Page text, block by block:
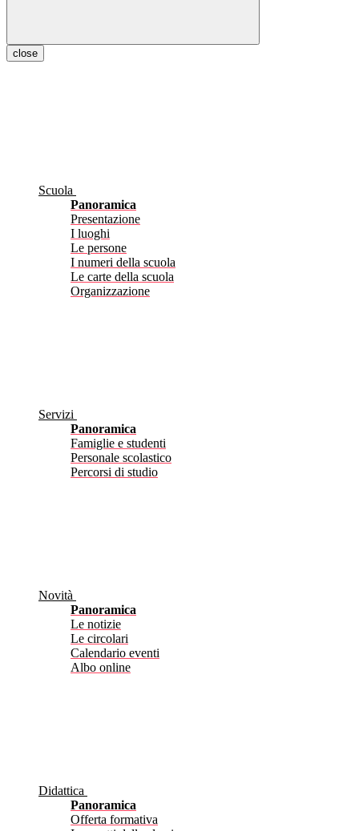
close
Scuola
Panoramica
Presentazione
I luoghi
Le persone
I numeri della scuola
Le carte della scuola
Organizzazione
Servizi
Panoramica
Famiglie e studenti
Personale scolastico
Percorsi di studio
Novità
Panoramica
Le notizie
Le circolari
Calendario eventi
Albo online
Didattica
Panoramica
Offerta formativa